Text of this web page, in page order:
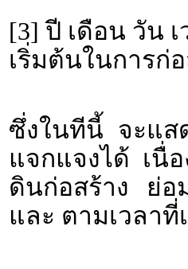
[3] ปี เดือน วัน
เริ่มต้นในการก่
ซึ่งในทีนี้ จะแ
แจกแจงได้ เนื่
ดินก่อสร้าง ย่อ
และ ตามเวลา